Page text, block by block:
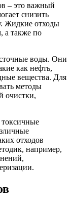
– это важный
снизить
Жидкие отходы
а также по
воды. Они
как нефть,
вещества. Для
методы
очистки,
отходов
например,